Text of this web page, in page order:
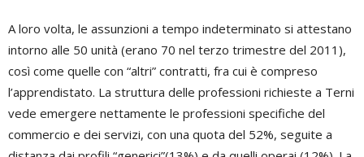
A loro volta, le assunzioni a tempo indeterminato si attestano
intorno alle 50 unità (erano 70 nel terzo trimestre del 2011),
così come quelle con “altri” contratti, fra cui è compreso
l’apprendistato. La struttura delle professioni richieste a Terni
vede emergere nettamente le professioni specifiche del
commercio e dei servizi, con una quota del 52%, seguite a